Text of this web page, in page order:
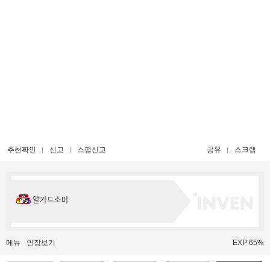
추천확인 신고 스팸신고 공유 스크랩
알카드소마
메뉴 인장보기 EXP 65%